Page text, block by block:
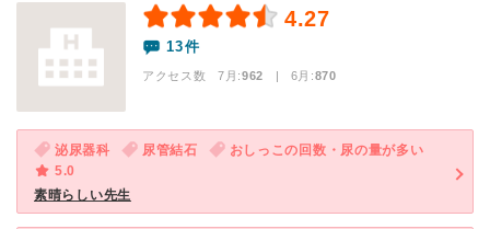
4.27
13件
アクセス数 7月:962 | 6月:870
泌尿器科 尿管結石
おしっこの回数・尿の量が多い
5.0
素晴らしい先生